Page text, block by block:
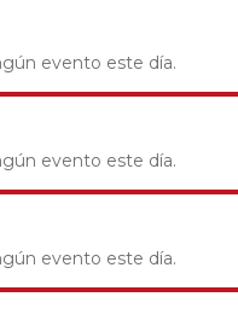
evento este día.
evento este día.
evento este día.